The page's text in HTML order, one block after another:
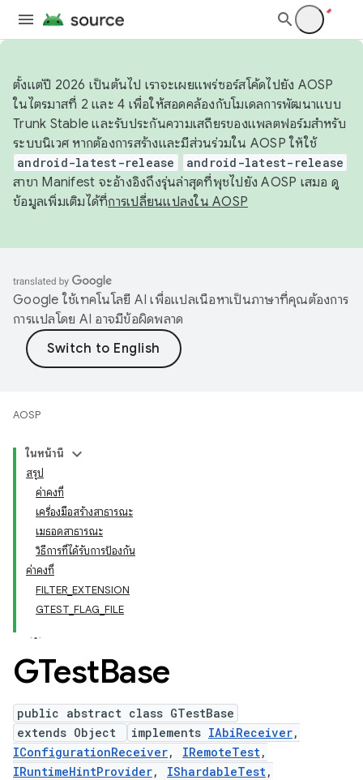
ตั้งแต่ปี 2026 เป็นต้นไป เราจะเผยแพร่ซอร์สโค้ดไปยัง AOSP
ในไตรมาสที่ 2 และ 4 เพื่อให้สอดคล้องกับโมเดลการพัฒนาแบบ
Trunk Stable และรับประกันความเสถียรของแพลตฟอร์มสำหรับ
ระบบนิเวศ หากต้องการสร้างและมีส่วนร่วมใน AOSP ให้ใช้
android-latest-release android-latest-release
สาขา Manifest จะอ้างอิงถึงรุ่นล่าสุดที่พุชไปยัง AOSP เสมอ ดู
ข้อมูลเพิ่มเติมได้ที่การเปลี่ยนแปลงใน AOSP
Google ใช้เทคโนโลยี AI เพื่อแปลเนื้อหาเป็นภาษาที่คุณต้องการ
การแปลโดย AI อาจมีข้อผิดพลาด
AOSP
ในหน้านี้
สรุป
ค่าคงที่
เครื่องมือสร้างสาธารณะ
เมธอดสาธารณะ
วิธีการที่ได้รับการป้องกัน
ค่าคงที่
FILTER_EXTENSION
GTEST_FLAG_FILE
GTestBase
public abstract class GTestBase
extends Object
implements IAbiReceiver,
IConfigurationReceiver, IRemoteTest,
IRuntimeHintProvider, IShardableTest,